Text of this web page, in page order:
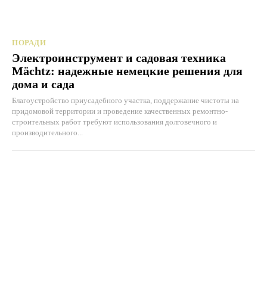
ПОРАДИ
Электроинструмент и садовая техника
Mächtz: надежные немецкие решения для
дома и сада
Благоустройство приусадебного участка, поддержание чистоты на
придомовой территории и проведение качественных ремонтно-
строительных работ требуют использования долговечного и
производительного...